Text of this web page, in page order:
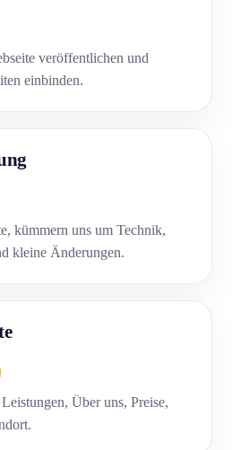
veröffentlichen und
einbinden.
kümmern uns um Technik,
kleine Änderungen.
Über uns, Preise,